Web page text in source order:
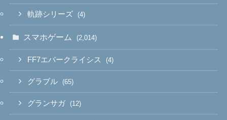
軌跡シリーズ (4)
スマホゲーム (2,014)
FF7エバークライシス (4)
グラブル (65)
グランサガ (12)